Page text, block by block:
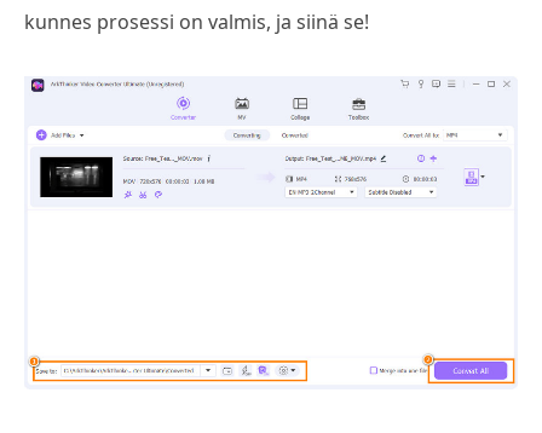
kunnes prosessi on valmis, ja siinä se!